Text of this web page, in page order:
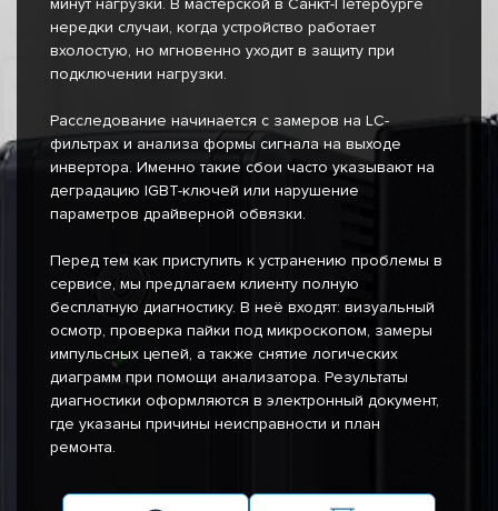
минут нагрузки. В мастерской в Санкт-Петербурге
нередки случаи, когда устройство работает
вхолостую, но мгновенно уходит в защиту при
подключении нагрузки.
Расследование начинается с замеров на LC-
фильтрах и анализа формы сигнала на выходе
инвертора. Именно такие сбои часто указывают на
деградацию IGBT-ключей или нарушение
параметров драйверной обвязки.
Перед тем как приступить к устранению проблемы в
сервисе, мы предлагаем клиенту полную
бесплатную диагностику. В неё входят: визуальный
осмотр, проверка пайки под микроскопом, замеры
импульсных цепей, а также снятие логических
диаграмм при помощи анализатора. Результаты
диагностики оформляются в электронный документ,
где указаны причины неисправности и план
ремонта.